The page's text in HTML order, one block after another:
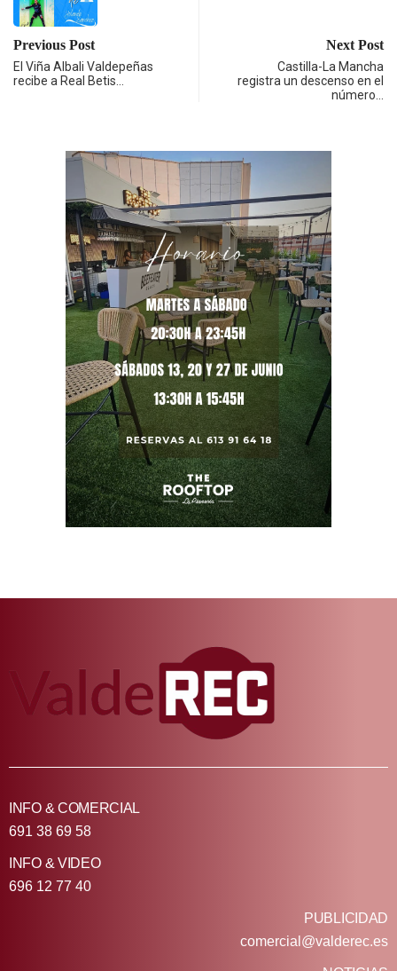
Previous Post
El Viña Albali Valdepeñas
recibe a Real Betis…
Next Post
Castilla-La Mancha
registra un descenso en el
número…
INFO & COMERCIAL
691 38 69 58
INFO & VIDEO
696 12 77 40
PUBLICIDAD
comercial@valderec.es